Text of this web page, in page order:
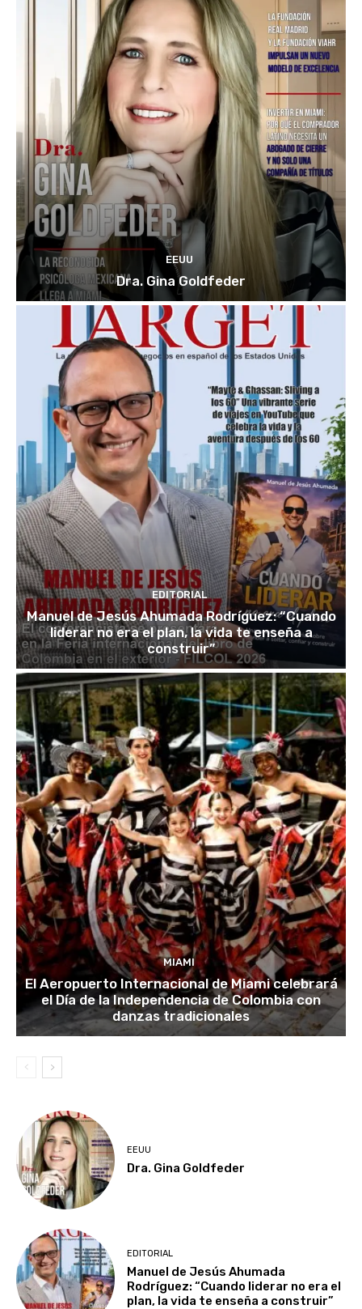
EEUU
Dra. Gina Goldfeder
EDITORIAL
Manuel de Jesús Ahumada Rodríguez: “Cuando
liderar no era el plan, la vida te enseña a
construir”
MIAMI
El Aeropuerto Internacional de Miami celebrará
el Día de la Independencia de Colombia con
danzas tradicionales
EEUU
Dra. Gina Goldfeder
EDITORIAL
Manuel de Jesús Ahumada
Rodríguez: “Cuando liderar no era el
plan, la vida te enseña a construir”